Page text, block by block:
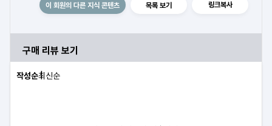
이 회원의 다른 지식 콘텐츠 목록 보기 링크복사
구매 리뷰 보기
작성순최신순